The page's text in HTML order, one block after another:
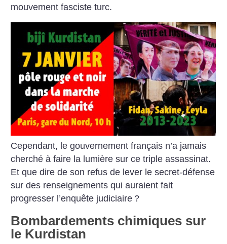
mouvement fasciste turc.
Cependant, le gouvernement français n’a jamais
cherché à faire la lumière sur ce triple assassinat.
Et que dire de son refus de lever le secret-défense
sur des renseignements qui auraient fait
progresser l’enquête judiciaire ?
Bombardements chimiques sur
le Kurdistan